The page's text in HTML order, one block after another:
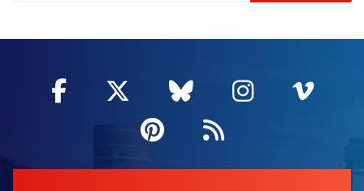
Facebook
, Ouvre une nouvelle fenêtre
Twitter
, Ouvre une nouvelle
Bluesky
, Ouvre une
Instagram
, Ouvre
,
Pinterest
, Ouvre une
Flux RSS